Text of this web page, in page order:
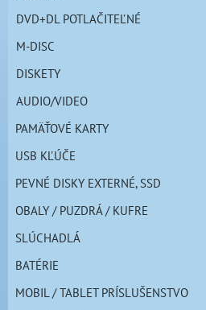
DVD+DL POTLAČITEĽNÉ
M-DISC
DISKETY
AUDIO/VIDEO
PAMÄŤOVÉ KARTY
USB KĽÚČE
PEVNÉ DISKY EXTERNÉ, SSD
OBALY / PUZDRÁ / KUFRE
SLÚCHADLÁ
BATÉRIE
MOBIL / TABLET PRÍSLUŠENSTVO